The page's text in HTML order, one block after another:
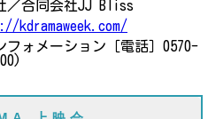
／合同会社JJ Bliss
kdramaweek.com/
フォメーション［電話］0570-